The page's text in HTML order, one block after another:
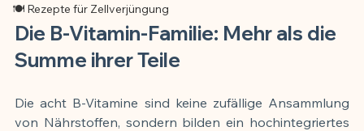
🍽️ Rezepte für Zellverjüngung
Die B-Vitamin-Familie: Mehr als die
Summe ihrer Teile
Die acht B-Vitamine sind keine zufällige Ansammlung
von Nährstoffen, sondern bilden ein hochintegriertes